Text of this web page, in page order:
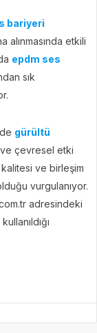
bariyeri
alınmasında etkili
epdm ses
sık
gürültü
çevresel etki
ve birleşim
vurgulanıyor.
adresindeki